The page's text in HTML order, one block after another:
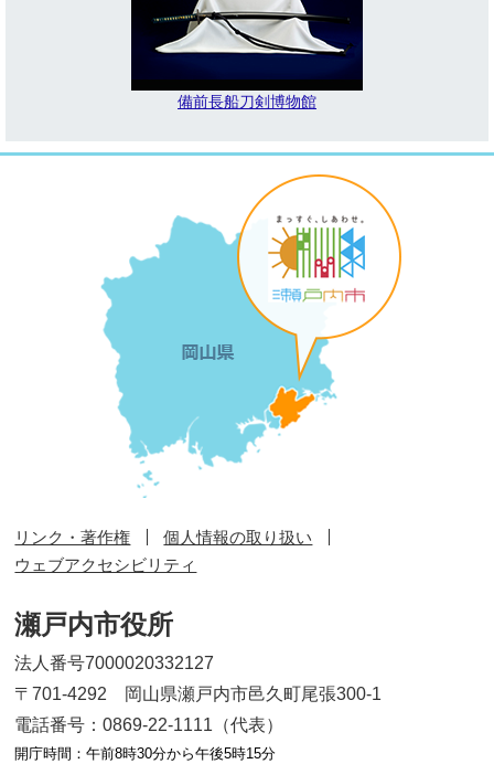
備前長船刀剣博物館
リンク・著作権
個人情報の取り扱い
ウェブアクセシビリティ
瀬戸内市役所
法人番号7000020332127
〒701-4292 岡山県瀬戸内市邑久町尾張300-1
電話番号：0869-22-1111（代表）
開庁時間：午前8時30分から午後5時15分